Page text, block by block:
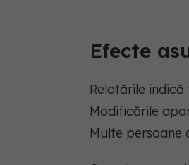
Efecte
Relatările
Modificările
Multe